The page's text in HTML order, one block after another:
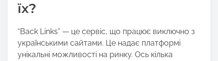
їх?
“Back Links” — це сервіс, що працює виключно з
українськими сайтами. Це надає платформі
унікальні можливості на ринку. Ось кілька